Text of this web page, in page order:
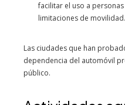
facilitar el uso a
limitaciones de movilidad.
Las ciudades que han
dependencia del automóvil
público.